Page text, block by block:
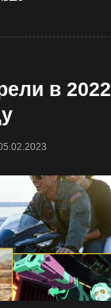
в 2022